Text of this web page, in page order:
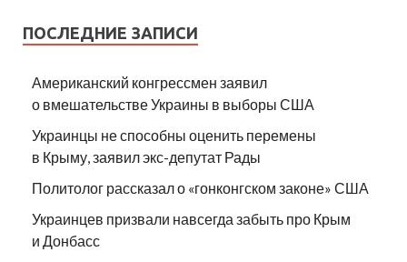
ПОСЛЕДНИЕ ЗАПИСИ
Американский конгрессмен заявил
о вмешательстве Украины в выборы США
Украинцы не способны оценить перемены
в Крыму, заявил экс-депутат Рады
Политолог рассказал о «гонконгском законе» США
Украинцев призвали навсегда забыть про Крым
и Донбасс